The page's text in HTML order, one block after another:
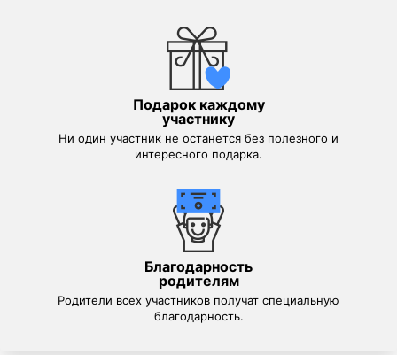
Подарок каждому
участнику
Ни один участник не останется без полезного и
интересного подарка.
Благодарность
родителям
Родители всех участников получат специальную
благодарность.